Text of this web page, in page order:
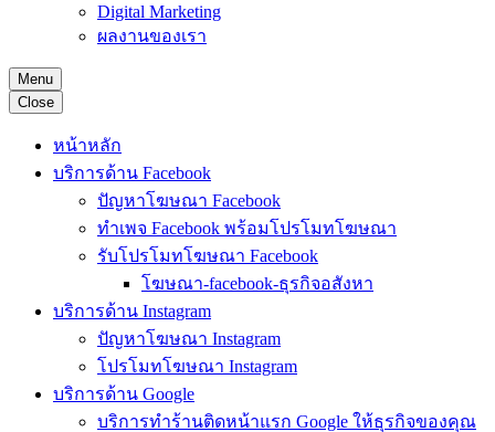
Digital Marketing
ผลงานของเรา
Menu
Close
หน้าหลัก
บริการด้าน Facebook
ปัญหาโฆษณา Facebook
ทำเพจ Facebook พร้อมโปรโมทโฆษณา
รับโปรโมทโฆษณา Facebook
โฆษณา-facebook-ธุรกิจอสังหา
บริการด้าน Instagram
ปัญหาโฆษณา Instagram
โปรโมทโฆษณา Instagram
บริการด้าน Google
บริการทำร้านติดหน้าแรก Google ให้ธุรกิจของคุณ